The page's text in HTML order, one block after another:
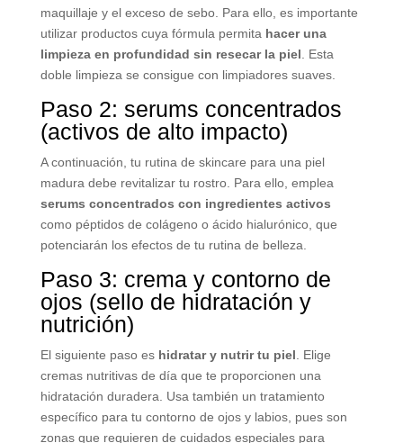
maquillaje y el exceso de sebo. Para ello, es importante
utilizar productos cuya fórmula permita hacer una
limpieza en profundidad sin resecar la piel . Esta
doble limpieza se consigue con limpiadores suaves.
Paso 2: serums concentrados
(activos de alto impacto)
A continuación, tu rutina de skincare para una piel
madura debe revitalizar tu rostro. Para ello, emplea
serums concentrados con ingredientes activos
como péptidos de colágeno o ácido hialurónico, que
potenciarán los efectos de tu rutina de belleza.
Paso 3: crema y contorno de
ojos (sello de hidratación y
nutrición)
El siguiente paso es hidratar y nutrir tu piel . Elige
cremas nutritivas de día que te proporcionen una
hidratación duradera. Usa también un tratamiento
específico para tu contorno de ojos y labios, pues son
zonas que requieren de cuidados especiales para